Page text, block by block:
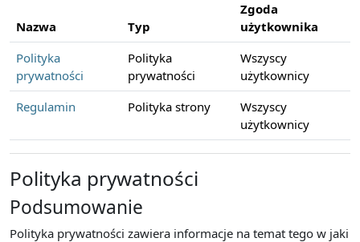
Nazwa Typ
Zgoda
użytkownika
Polityka
prywatności
Polityka
prywatności
Wszyscy
użytkownicy
Regulamin
Polityka strony
Wszyscy
użytkownicy
Polityka prywatności
Podsumowanie
Polityka prywatności zawiera informacje na temat tego w jaki